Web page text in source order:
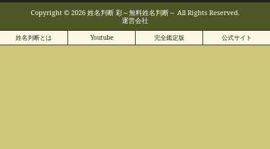
Copyright © 2026 姓名判断 彩～無料姓名判断～ All Rights Reserved.
運営会社
姓名判断とは Youtube 完全鑑定版 公式サイト